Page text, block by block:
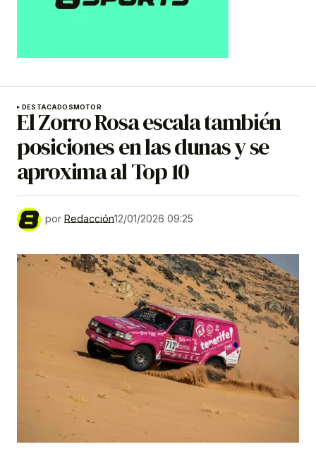
DESTACADOSMOTOR
El Zorro Rosa escala también
posiciones en las dunas y se
aproxima al Top 10
por Redacción12/01/2026 09:25